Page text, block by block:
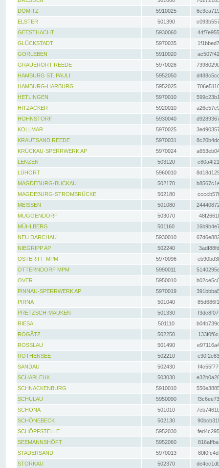
DÖMITZ
5910025
ELSTER
501390
GEESTHACHT
5930060
GLÜCKSTADT
5970035
GORLEBEN
5910020
GRAUERORT REEDE
5970026
HAMBURG ST. PAULI
5952050
HAMBURG-HARBURG
5952025
HETLINGEN
5970010
HITZACKER
5920010
HOHNSTORF
5930040
KOLLMAR
5970025
KRAUTSAND REEDE
5970031
KRÜCKAU-SPERRWERK AP
5970024
LENZEN
503120
LÜHORT
5960010
MAGDEBURG-BUCKAU
502170
MAGDEBURG-STROMBRÜCKE
502180
MEISSEN
501080
MÜGGENDORF
503070
MÜHLBERG
501160
NEU DARCHAU
5930010
NIEGRIPP AP
502240
OSTERIFF MPM
5970096
OTTERNDORF MPM
5990011
OVER
5950010
PINNAU-SPERRWERK AP
5970019
PIRNA
501040
PRETZSCH-MAUKEN
501330
RIESA
501110
ROGÄTZ
502250
ROSSLAU
501490
ROTHENSEE
502210
SANDAU
502430
SCHARLEUK
503030
SCHNACKENBURG
5910010
SCHULAU
5950090
SCHÖNA
501010
SCHÖNEBECK
502130
SCHÖPFSTELLE
5952030
SEEMANNSHÖFT
5952060
STADERSAND
5970013
STORKAU
502370